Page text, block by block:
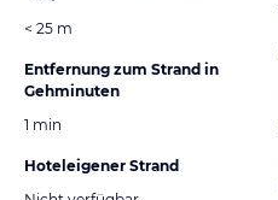
< 25 m
Entfernung zum Strand in
Gehminuten
1 min
Hoteleigener Strand